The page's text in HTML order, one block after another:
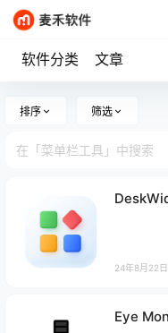
软件分类 文章
排序 筛选
24年8月22日
Eye